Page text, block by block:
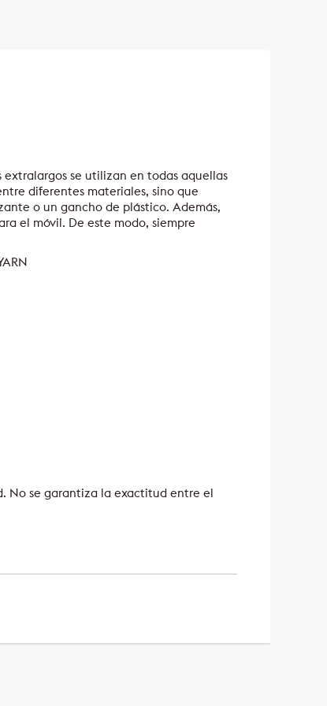
extralargos se utilizan en todas aquellas
diferentes materiales, sino que
o un gancho de plástico. Además,
el móvil. De este modo, siempre
No se garantiza la exactitud entre el